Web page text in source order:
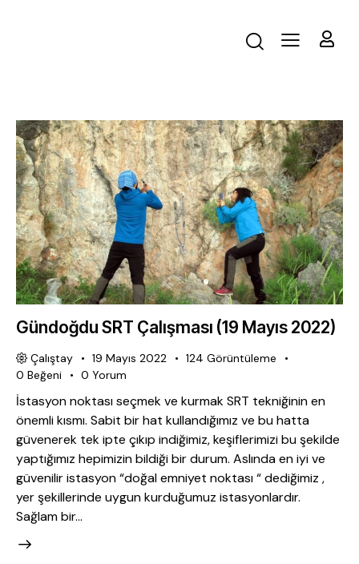
Gündoğdu SRT Çalışması (19 Mayıs 2022)
Çalıştay 19 Mayıs 2022 124 Görüntüleme
0 Beğeni 0 Yorum
İstasyon noktası seçmek ve kurmak SRT tekniğinin en
önemli kısmı. Sabit bir hat kullandığımız ve bu hatta
güvenerek tek ipte çıkıp indiğimiz, keşiflerimizi bu şekilde
yaptığımız hepimizin bildiği bir durum. Aslında en iyi ve
güvenilir istasyon “doğal emniyet noktası “ dediğimiz ,
yer şekillerinde uygun kurduğumuz istasyonlardır.
Sağlam bir…